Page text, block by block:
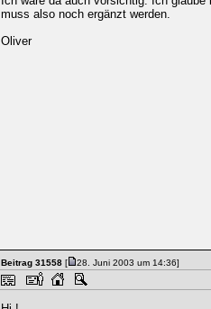
muss also noch ergänzt werden.
Oliver
Beitrag 31558[ 28. Juni 2003 um 14:36]